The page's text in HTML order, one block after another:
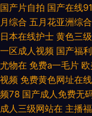
情趣自拍 成人中文乱幕
天天躁 婷婷香蕉 97在
色 激情国产一区二 三
影 只有精品 国产另类
国产片自拍 国产在线91
月综合 五月花亚洲综合
日本在线护士 黄色三
一区成人视频 国产福
尤物在 免费a一毛片
视频 免费黄色网址在线
频78 国产成人免费无
成人三级网站在 主播